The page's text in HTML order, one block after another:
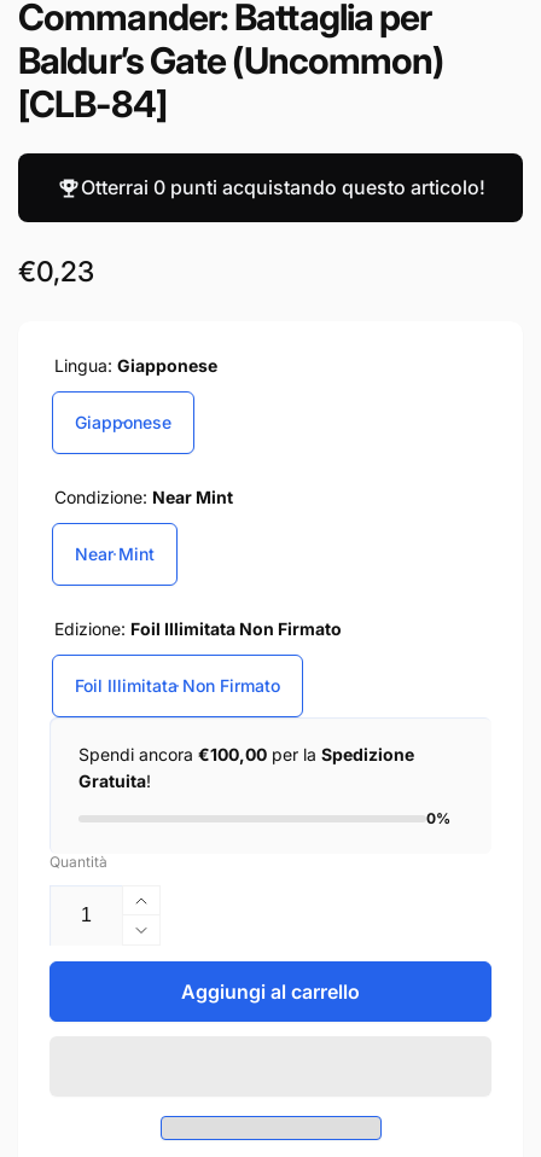
Commander: Battaglia per
Baldur’s Gate (Uncommon)
[CLB-84]
Otterrai 0 punti acquistando questo articolo!
Prezzo
listino
€0,23
Lingua: Giapponese
Giapponese
Condizione: Near Mint
Near Mint
Edizione: Foil Illimitata Non Firmato
Foil Illimitata Non Firmato
Spendi ancora €100,00 per la Spedizione
Gratuita!
0%
Quantità
Aumenta
quantità
per
Moonshae
Commander:
Battaglia
Diminuisci
quantità
Moonshae
Commander:
Aggiungi al carrello